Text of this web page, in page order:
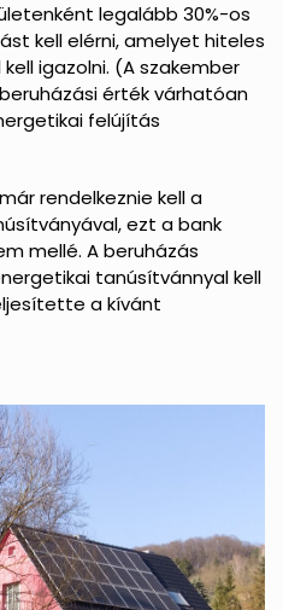
legalább 30%-os
kell elérni, amelyet hiteles
igazolni. (A szakember
érték várhatóan
felújítás
rendelkeznie kell a
ezt a bank
mellé. A beruházás
tanúsítvánnyal kell
a kívánt